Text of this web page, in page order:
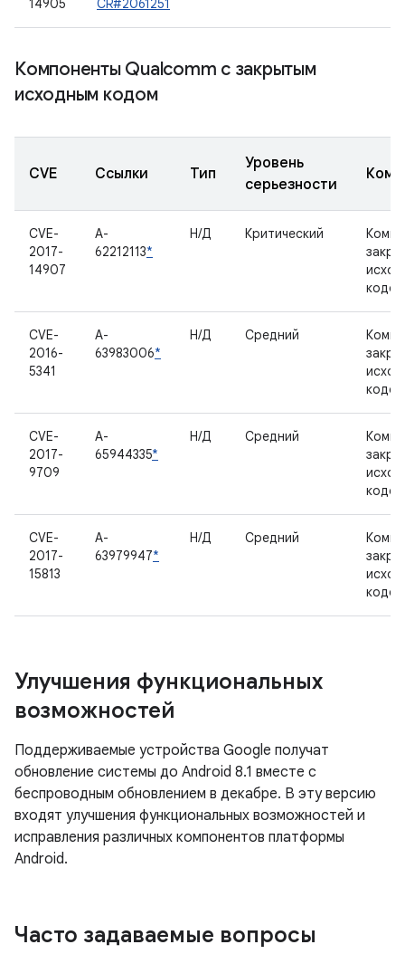
14905
CR#2061251
Компоненты Qualcomm с закрытым
исходным кодом
CVE Ссылки Тип
Уровень
серьезности
CVE-
2017-
14907
A-
62212113*
Н/Д Критический
кодом
CVE-
2016-
5341
A-
63983006*
Н/Д Средний
кодом
CVE-
2017-
9709
A-
65944335*
Н/Д Средний
кодом
CVE-
2017-
15813
A-
63979947*
Н/Д Средний
кодом
Улучшения функциональных
возможностей
Поддерживаемые устройства Google получат
обновление системы до Android 8.1 вместе с
беспроводным обновлением в декабре. В эту версию
входят улучшения функциональных возможностей и
исправления различных компонентов платформы
Android.
Часто задаваемые вопросы